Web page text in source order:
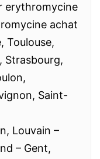
erythromycine
achat
Toulouse,
Strasbourg,
Saint-
Louvain –
– Gent,